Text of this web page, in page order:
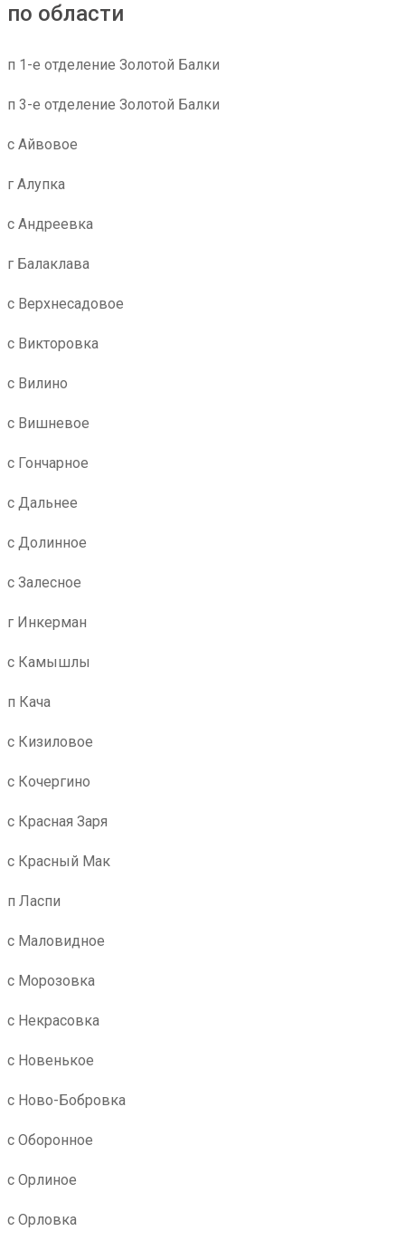
по области
п 1-е отделение Золотой Балки
п 3-е отделение Золотой Балки
с Айвовое
г Алупка
с Андреевка
г Балаклава
с Верхнесадовое
с Викторовка
с Вилино
с Вишневое
с Гончарное
с Дальнее
с Долинное
с Залесное
г Инкерман
с Камышлы
п Кача
с Кизиловое
с Кочергино
с Красная Заря
с Красный Мак
п Ласпи
с Маловидное
с Морозовка
с Некрасовка
с Новенькое
с Ново-Бобровка
с Оборонное
с Орлиное
с Орловка